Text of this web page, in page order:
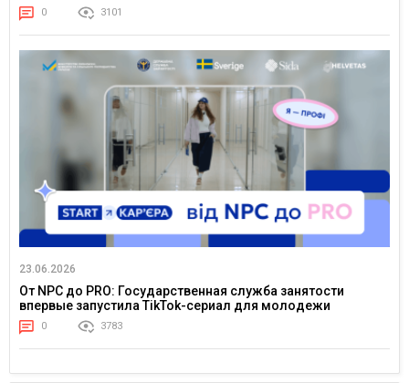
0 3101
23.06.2026
От NPC до PRO: Государственная служба занятости
впервые запустила TikTok-сериал для молодежи
0 3783